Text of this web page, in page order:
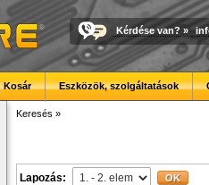
Kérdése van? »
Kosár Eszközök, szolgáltatások
Keresés »
Lapozás: